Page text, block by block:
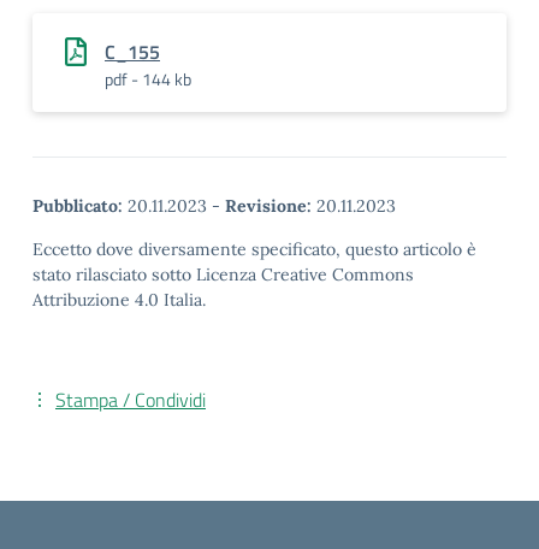
C_155
pdf - 144 kb
Pubblicato: 20.11.2023 - Revisione: 20.11.2023
Eccetto dove diversamente specificato, questo articolo è
stato rilasciato sotto Licenza Creative Commons
Attribuzione 4.0 Italia.
Stampa / Condividi